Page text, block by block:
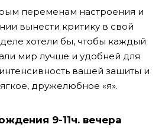
переменам настроения и
вынести критику в свой
хотели бы, чтобы каждый
мир лучше и удобней для
вашей зашиты и
дружелюбное «я».
9-11ч. вечера